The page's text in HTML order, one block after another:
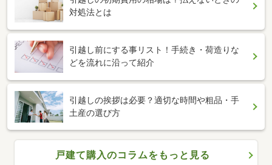
対処法とは
引越し前にする事リスト！手続き・荷造りな
どを流れに沿って紹介
引越しの挨拶は必要？適切な時間や粗品・手
土産の選び方
戸建て購入のコラムをもっと見る